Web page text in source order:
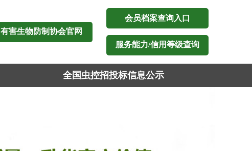
有害生物防制协会官网
服务能力/信用等级查询
会员档案查询入口
全国虫控招投标信息公示